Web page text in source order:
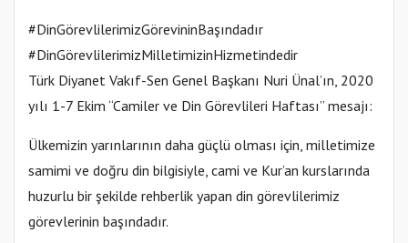
#DinGörevlilerimizGörevininBaşındadır
#DinGörevlilerimizMilletimizinHizmetindedir
Türk Diyanet Vakıf-Sen Genel Başkanı Nuri Ünal’ın, 2020
yılı 1-7 Ekim “Camiler ve Din Görevlileri Haftası” mesajı:
Ülkemizin yarınlarının daha güçlü olması için, milletimize
samimi ve doğru din bilgisiyle, cami ve Kur’an kurslarında
huzurlu bir şekilde rehberlik yapan din görevlilerimiz
görevlerinin başındadır.